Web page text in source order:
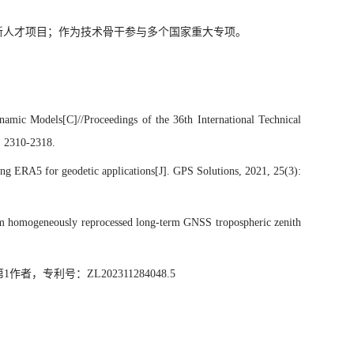
才项目；作为技术骨干参与多个国家重大专项。
Models[C]//Proceedings of the 36th International Technical
2318.
ERA5 for geodetic applications[J]. GPS Solutions, 2021, 25(3):
reprocessed long-term GNSS tropospheric zenith
者，专利号：ZL202311284048.5